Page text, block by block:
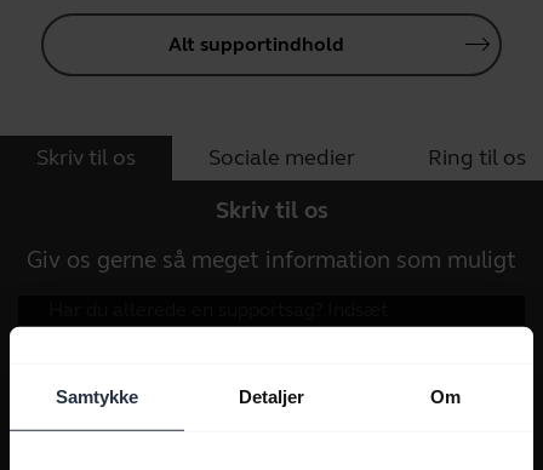
Samtykke Detaljer Om
Alt supportindhold
Skriv til os Sociale medier Ring til os
Skriv til os
Giv os gerne så meget information som muligt